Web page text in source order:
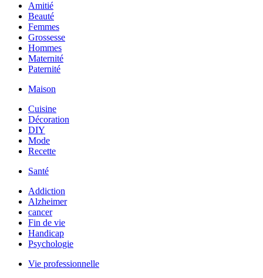
Amitié
Beauté
Femmes
Grossesse
Hommes
Maternité
Paternité
Maison
Cuisine
Décoration
DIY
Mode
Recette
Santé
Addiction
Alzheimer
cancer
Fin de vie
Handicap
Psychologie
Vie professionnelle